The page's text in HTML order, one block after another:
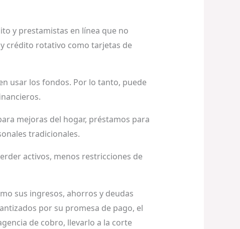
y prestamistas en línea que no
crédito rotativo como tarjetas de
usar los fondos. Por lo tanto, puede
mejoras del hogar, préstamos para
tradicionales.
activos, menos restricciones de
sus ingresos, ahorros y deudas
por su promesa de pago, el
de cobro, llevarlo a la corte